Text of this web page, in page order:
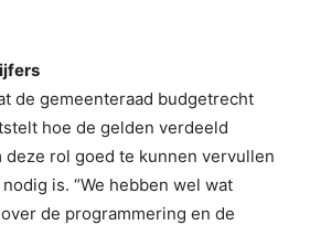
de gemeenteraad budgetrecht
hoe de gelden verdeeld
deze rol goed te kunnen vervullen
is. “We hebben wel wat
de programmering en de